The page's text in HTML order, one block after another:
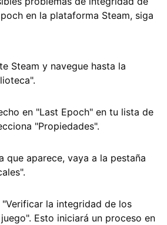
en la plataforma Steam, siga
Steam y navegue hasta la
en "Last Epoch" en tu lista de
"Propiedades".
que aparece, vaya a la pestaña
la integridad de los
Esto iniciará un proceso en